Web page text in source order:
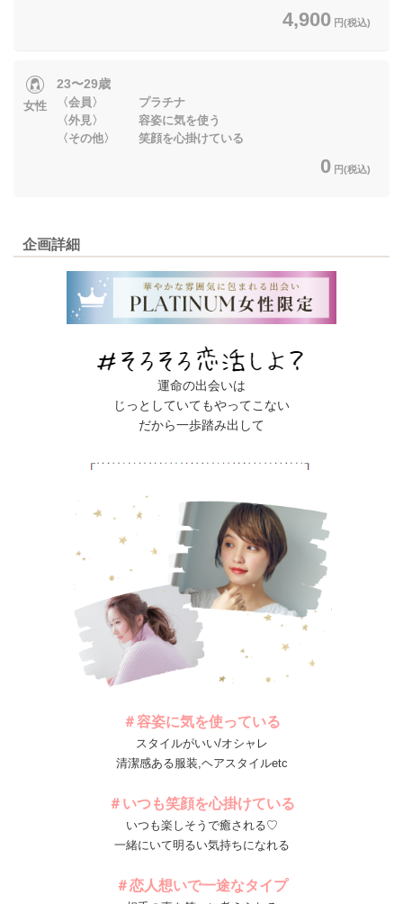
4,900 円(税込)
女性
23〜29歳
〈会員〉 プラチナ
〈外見〉 容姿に気を使う
〈その他〉 笑顔を心掛けている
0 円(税込)
企画詳細
運命の出会いは
じっとしていてもやってこない
だから一歩踏み出して
＃容姿に気を使っている
スタイルがいい/オシャレ
清潔感ある服装,ヘアスタイルetc
＃いつも笑顔を心掛けている
いつも楽しそうで癒される♡
一緒にいて明るい気持ちになれる
＃恋人想いで一途なタイプ